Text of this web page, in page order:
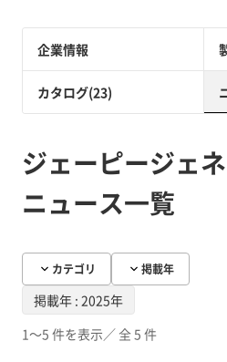
企業情報
カタログ(23)
ジェーピージェ
ニュース一覧
カテゴリ 掲載年
掲載年 : 2025年
1～5 件を表示／ 全 5 件